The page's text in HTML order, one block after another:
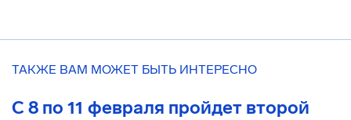
ТАКЖЕ ВАМ МОЖЕТ БЫТЬ ИНТЕРЕСНО
С 8 по 11 февраля пройдет второй